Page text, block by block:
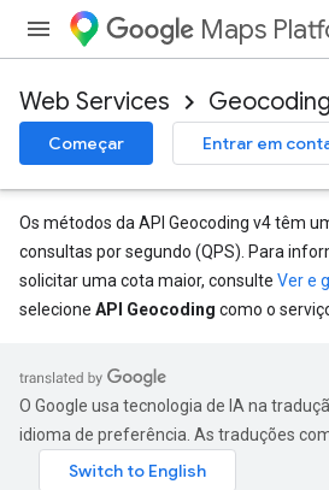
Maps
Web Services
Começar Entrar em
Os métodos da API Geocoding v4 têm
consultas por segundo (QPS). Para
solicitar uma cota maior, consulte Ver e
selecione API Geocoding como o
O Google usa tecnologia de IA na
idioma de preferência. As traduções